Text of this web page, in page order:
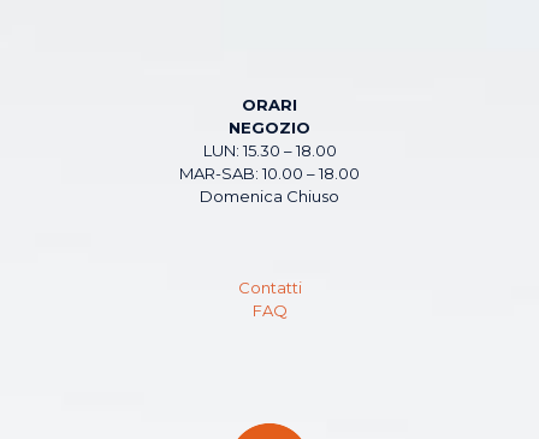
ORARI
NEGOZIO
LUN: 15.30 – 18.00
MAR-SAB: 10.00 – 18.00
Domenica Chiuso
Contatti
FAQ